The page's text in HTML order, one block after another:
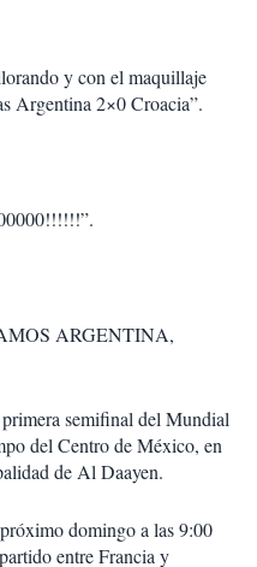
y con el maquillaje
Argentina 2×0 Croacia”.
ARGENTINA,
semifinal del Mundial
del Centro de México, en
de Al Daayen.
domingo a las 9:00
entre Francia y